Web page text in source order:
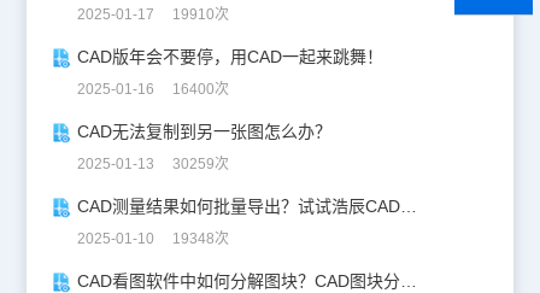
2025-01-17 19910次
CAD版年会不要停，用CAD一起来跳舞！
2025-01-16 16400次
CAD无法复制到另一张图怎么办？
2025-01-13 30259次
CAD测量结果如何批量导出？试试浩辰CAD看图王！
2025-01-10 19348次
CAD看图软件中如何分解图块？CAD图块分解详解！